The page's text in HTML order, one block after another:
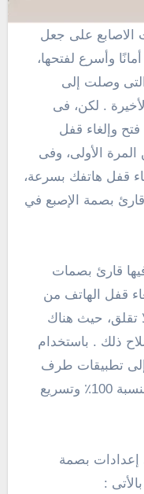
وأسرع لفتحها،
التى وصلت إلى
. لكن، فى
وإلغاء قفل
الأولى، وفى
قفل هاتفك بسرعة،
بصمة الإصبع في
قارئ بصمات
قفل الهاتف من
تقلق، حيث هناك
ذلك . باستخدام
إلى تطبيقات طرف
ثالث، يمكنك إصلاح هذه المشكلة بنسبة 100٪ وتسريع
إعدادات بصمة
: